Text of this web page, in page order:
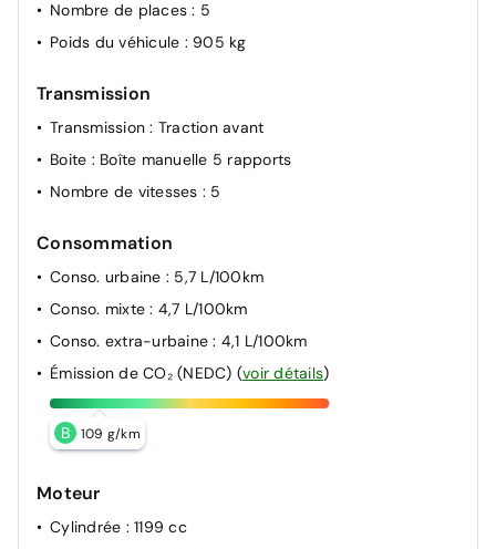
Nombre de places: 5
Poids du véhicule : 905 kg
Transmission
Transmission: Traction avant
Boite : Boîte manuelle 5 rapports
Nombre de vitesses : 5
Consommation
Conso. urbaine : 5,7 L/100km
Conso. mixte: 4,7 L/100km
Conso. extra-urbaine: 4,1 L/100km
Émission de CO₂ (NEDC) (voir détails)
B 109 g/km
Moteur
Cylindrée : 1199 cc